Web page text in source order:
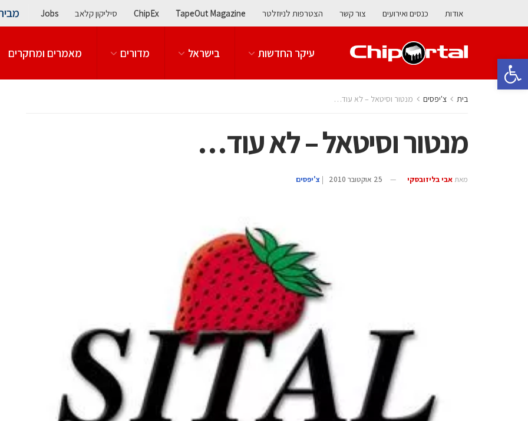
פתח סרגל נגישות
אודות כנסים ואירועים צור קשר הצטרפות לניוזלטר TapeOut Magazine
ChipEx סיליקון קלאב Jobs
עיקר החדשות בישראל מדורים מאמרים ומחקרים
בית צ'יפסים מנטור וסיטאל – לא עוד…
מנטור וסיטאל – לא עוד…
מאת אבי בליזובסקי 25 אוקטובר 2010 | צ'יפסים